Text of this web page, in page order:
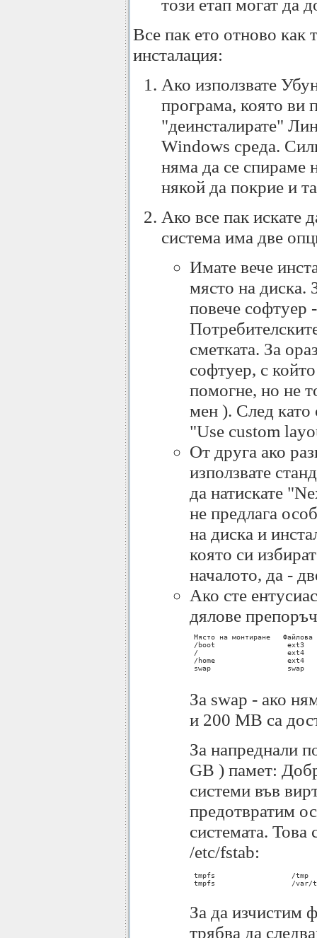
този етап могат да
Все пак ето отново как
инсталация:
Ако използвате
програма, която ви
"деинсталирате"
Windows среда.
няма да се спираме
някой да покрие и
Ако все пак искате
система има две
Имате вече
място на диска.
повече софтуер
сметката. За
софтуер, с
помогне, но не
мен ). След като
"Use custom
От друга ако
използвате
да натискате
не предлага
на диска и
която си
началото, да -
Ако сте
дялове
Място на монтиране
/boot                 ext3
/                     ext4
/home                 ext4
swap                  swap
За swap - ако
и 200 МB са
За напреднали
GB ) памет:
системи във
предотвратим
системата. Това
/etc/fstab:
tmpfs			/tmp			tmpfs	defaults	0 0
tmpfs			/var/tmp			tmpfs	defaults	0 0
За да изчистим
трябва да